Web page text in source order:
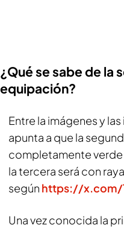
¿Qué se sabe de la
equipación?
Entre la imágenes y
apunta a que la
completamente verde
la tercera será con
según https://x.com/
Una vez conocida la